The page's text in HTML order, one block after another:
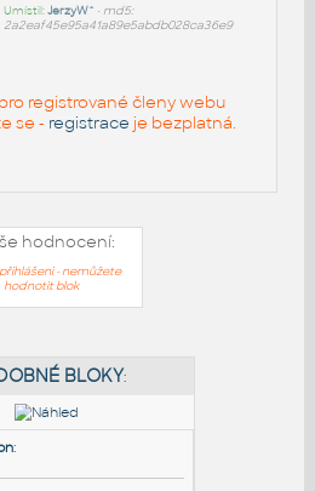
Umístil:JerzyW^ • md5:
2a2eaf45e95a41a89e5abdb028ca36e9
registrované členy webu
se - registrace je bezplatná.
hodnocení:
- nemůžete
hodnotit blok